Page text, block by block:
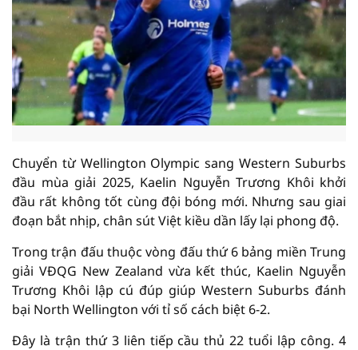
Chuyển từ Wellington Olympic sang Western Suburbs
đầu mùa giải 2025, Kaelin Nguyễn Trương Khôi khởi
đầu rất không tốt cùng đội bóng mới. Nhưng sau giai
đoạn bắt nhịp, chân sút Việt kiều dần lấy lại phong độ.
Trong trận đấu thuộc vòng đấu thứ 6 bảng miền Trung
giải VĐQG New Zealand vừa kết thúc, Kaelin Nguyễn
Trương Khôi lập cú đúp giúp Western Suburbs đánh
bại North Wellington với tỉ số cách biệt 6-2.
Đây là trận thứ 3 liên tiếp cầu thủ 22 tuổi lập công. 4